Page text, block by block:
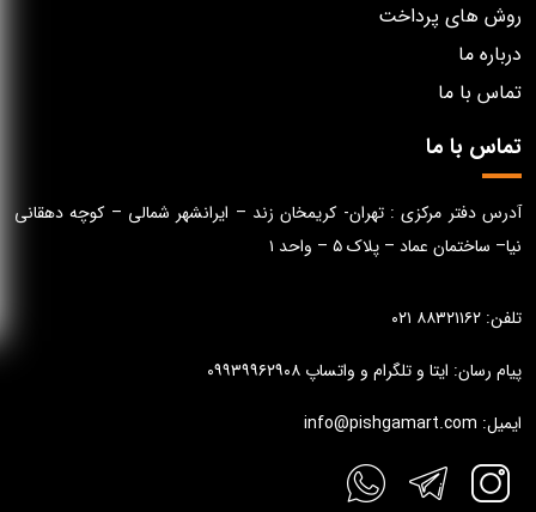
روش های پرداخت
درباره ما
تماس با ما
تماس با ما
آدرس دفتر مرکزی : تهران- کریمخان زند – ایرانشهر شمالی – کوچه دهقانی
نیا– ساختمان عماد – پلاک ۵ – واحد ۱
تلفن: ۸۸۳۲۱۱۶۲ ۰۲۱
پیام رسان: ایتا و تلگرام و واتساپ ۰۹۹۳۹۹۶۲۹۰۸
ایمیل: info@pishgamart.com